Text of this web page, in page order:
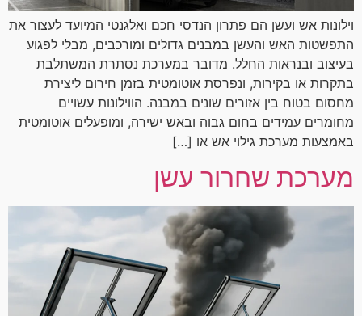
וילונות אש ועשן הם פתרון הנדסי חכם ואלגנטי המיועד לעצור את
התפשטות האש והעשן במבנים גדולים ומורכבים, מבלי לפגוע
בעיצוב ובנראות החלל. מדובר במערכת נסתרת המשתלבת
בתקרות או בקירות, ונפרסת אוטומטית בזמן חירום ליצירת
מחסום בטוח בין אזורים שונים במבנה. הווילונות עשויים
מחומרים עמידים בחום גבוה ובאש ישירה, ומופעלים אוטומטית
באמצעות מערכת גילוי אש או […]
מערכת שחרור עשן